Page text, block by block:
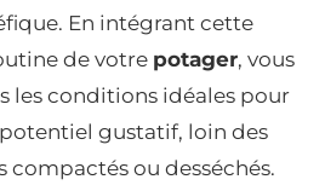
En intégrant cette
de votre potager, vous
les conditions idéales pour
gustatif, loin des
compactés ou desséchés.